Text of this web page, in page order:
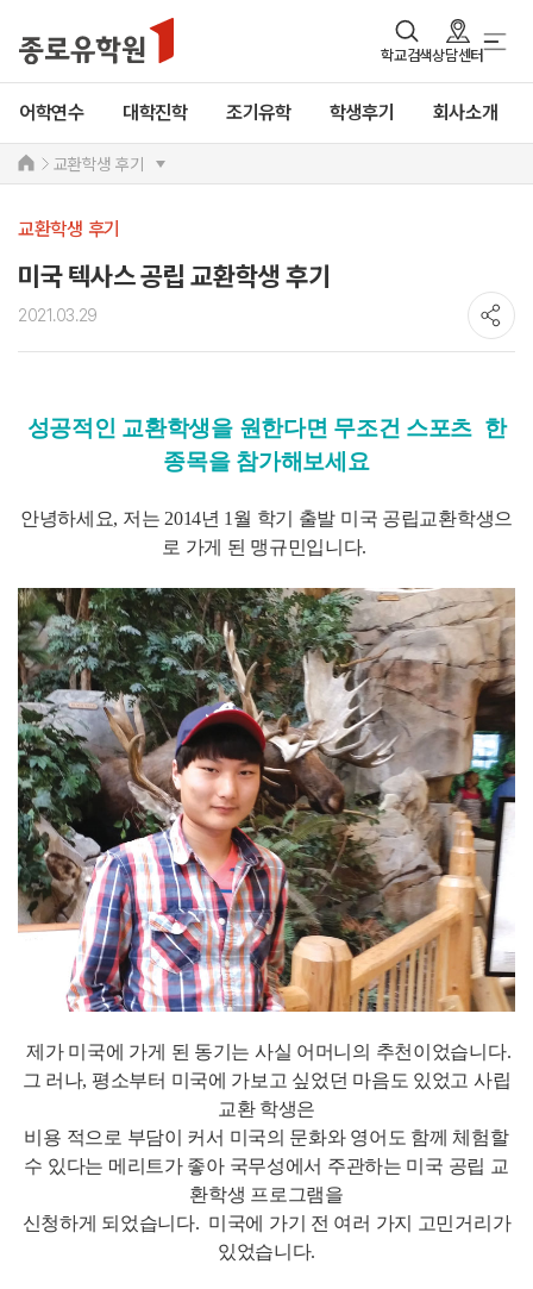
학교검색상담센터
어학연수 대학진학 조기유학 학생후기 회사소개
교환학생 후기
교환학생 후기
미국 텍사스 공립 교환학생 후기
2021.03.29
성공적인 교환학생을 원한다면 무조건 스포츠 한
종목을 참가해보세요
안녕하세요, 저는 2014년 1월 학기 출발 미국 공립교환학생으
로 가게 된 맹규민입니다.
제가 미국에 가게 된 동기는 사실 어머니의 추천이었습니다.
그 러나, 평소부터 미국에 가보고 싶었던 마음도 있었고 사립
교환 학생은
비용 적으로 부담이 커서 미국의 문화와 영어도 함께 체험할
수 있다는 메리트가 좋아 국무성에서 주관하는 미국 공립 교
환학생 프로그램을
신청하게 되었습니다. 미국에 가기 전 여러 가지 고민거리가
있었습니다.